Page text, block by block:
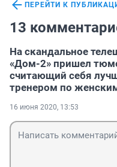
ПЕРЕЙТИ К
13
На скандальное
«Дом-2» пришел
считающий себя
тренером по
16 июня 2020, 13:53